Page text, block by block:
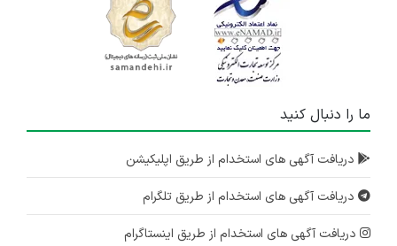
ما را دنبال کنید
دریافت آگهی های استخدام از طریق اپلیکیشن
دریافت آگهی های استخدام از طریق تلگرام
دریافت آگهی های استخدام از طریق اینستاگرام